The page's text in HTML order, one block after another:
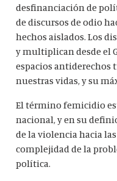
desfinanciación de
de discursos de odio
hechos aislados. Los
y multiplican desde el
espacios antiderechos
nuestras vidas, y su
El término femicidio
nacional, y en su
de la violencia hacia
complejidad de la
política.